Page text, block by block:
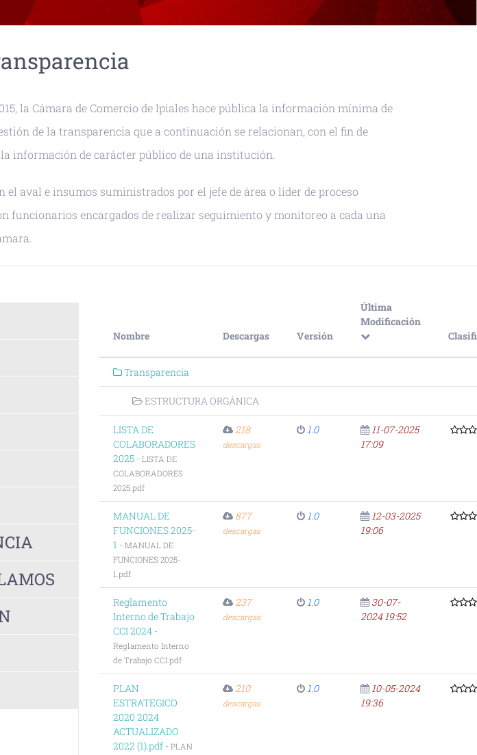
la Cámara de Comercio de Ipiales hace pública la información mínima de
de la transparencia que a continuación se relacionan, con el fin de
información de carácter público de una institución.
aval e insumos suministrados por el jefe de área o líder de proceso
funcionarios encargados de realizar seguimiento y monitoreo a cada una
Nombre Descargas Versión
Última
Modificación
Transparencia
ESTRUCTURA ORGÁNICA
LISTA DE
COLABORADORES
2025 - LISTA DE
COLABORADORES
2025.pdf
218
descargas
1.0
11-07-2025
17:09
MANUAL DE
FUNCIONES 2025-
1 - MANUAL DE
FUNCIONES 2025-
1.pdf
877
descargas
1.0
12-03-2025
19:06
Reglamento
Interno de Trabajo
CCI 2024 -
Reglamento Interno
de Trabajo CCI.pdf
237
descargas
1.0
30-07-
2024 19:52
PLAN
ESTRATEGICO
2020 2024
ACTUALIZADO
2022 (1).pdf - PLAN
210
descargas
1.0
10-05-2024
19:36